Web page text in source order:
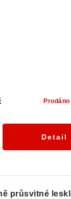
Prodáno
Detail
průsvitné